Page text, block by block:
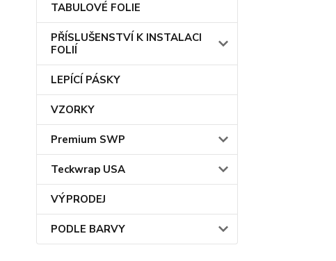
TABULOVÉ FOLIE
PŘÍSLUŠENSTVÍ K INSTALACI
FOLIÍ
LEPÍCÍ PÁSKY
VZORKY
Premium SWP
Teckwrap USA
VÝPRODEJ
PODLE BARVY